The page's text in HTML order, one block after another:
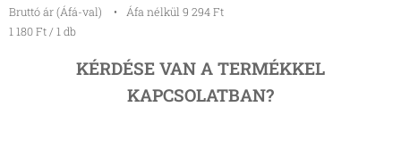
Bruttó ár (Áfá-val)
Áfa nélkül 9 294 Ft
1 180 Ft / 1 db
KÉRDÉSE VAN A TERMÉKKEL
KAPCSOLATBAN?